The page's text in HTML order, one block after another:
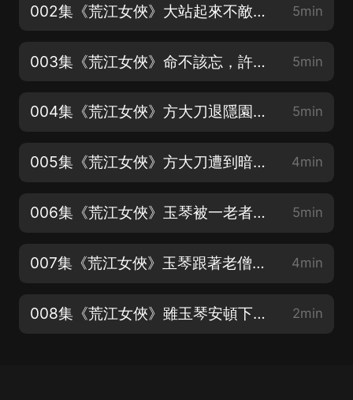
002集《荒江女俠》大站起來不敵，幸得少俠幫助（歡迎訂閱關注五星好評） 5min
003集《荒江女俠》命不該忘，許訴衷腸回憶身世（歡迎訂閱關注五星好評） 5min
004集《荒江女俠》方大刀退隱園林，遭愁人追殺（歡迎訂閱關注五星好評） 5min
005集《荒江女俠》方大刀遭到暗算不幸中槍身亡（歡迎訂閱關注五星好評） 4min
006集《荒江女俠》玉琴被一老者看中收為徒弟（歡迎訂閱關注五星好評） 5min
007集《荒江女俠》玉琴跟著老僧回到老僧的住處（歡迎訂閱關注五星好評） 4min
008集《荒江女俠》雖玉琴安頓下來，但夜晚有些想家（歡迎訂閱關注五星好評） 2min